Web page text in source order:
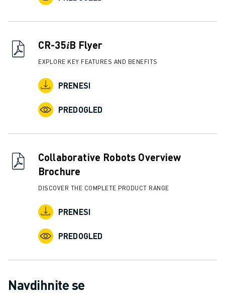
CR-35𝑖B Flyer
EXPLORE KEY FEATURES AND BENEFITS
PRENESI
PREDOGLED
Collaborative Robots Overview
Brochure
DISCOVER THE COMPLETE PRODUCT RANGE
PRENESI
PREDOGLED
Navdihnite se